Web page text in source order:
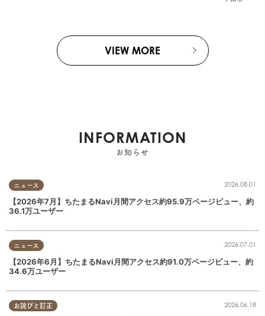
VIEW MORE
INFORMATION
お知らせ
ニュース 2026.08.01
【2026年7月】ちたまるNavi月間アクセス約95.9万ページビュー、約
36.1万ユーザー
ニュース 2026.07.01
【2026年6月】ちたまるNavi月間アクセス約91.0万ページビュー、約
34.6万ユーザー
お詫びと訂正 2026.06.18